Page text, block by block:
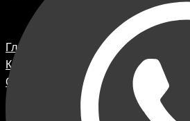
Главная
Каталог
О компании